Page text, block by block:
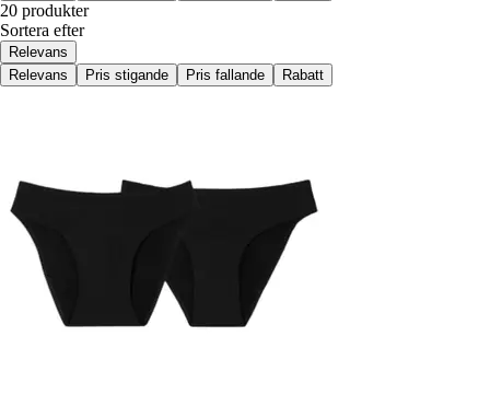
20 produkter
Sortera efter
Relevans
Relevans
Pris stigande Pris fallande Rabatt